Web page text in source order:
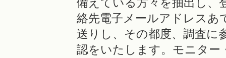
絡先電子メールアドレスあ
送りし、その都度、調査に
認をいたします。モニター